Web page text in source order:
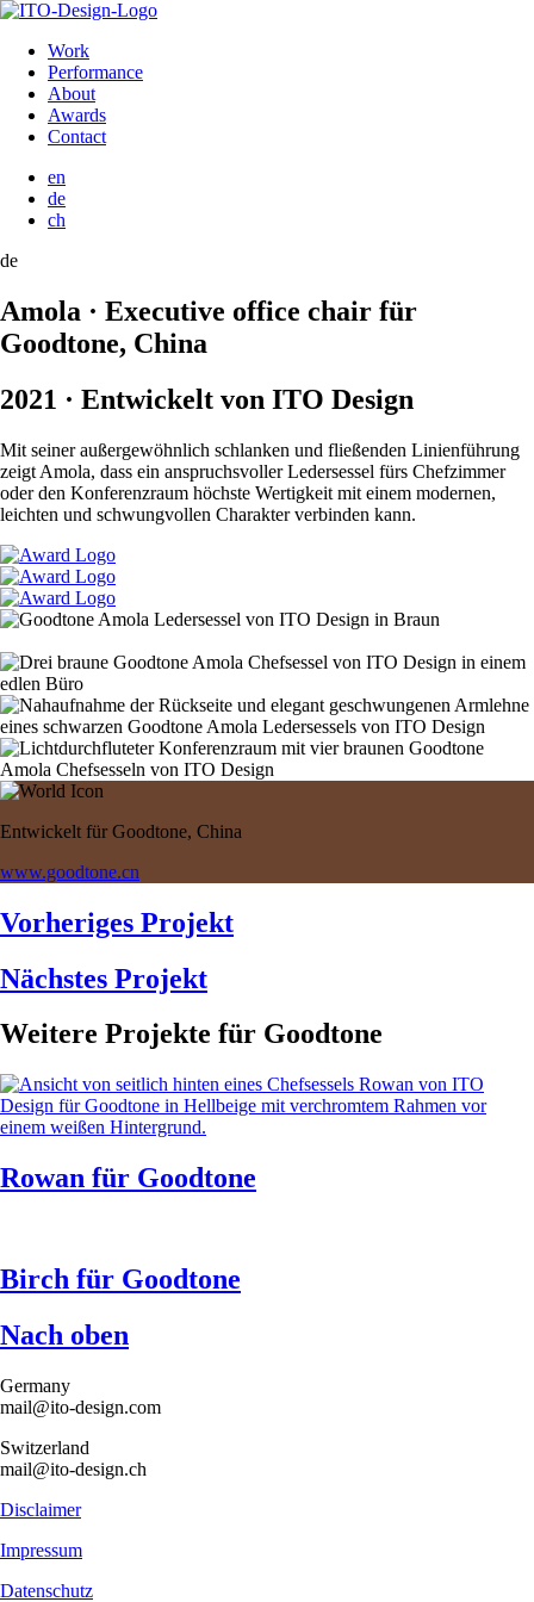
Work
Performance
About
Awards
Contact
en
de
ch
de
Amola · Executive office chair für
Goodtone, China
2021 · Entwickelt von ITO Design
Mit seiner außergewöhnlich schlanken und fließenden Linienführung
zeigt Amola, dass ein anspruchsvoller Ledersessel fürs Chefzimmer
oder den Konferenzraum höchste Wertigkeit mit einem modernen,
leichten und schwungvollen Charakter verbinden kann.
Entwickelt für Goodtone, China
www.goodtone.cn
Vorheriges Projekt
Nächstes Projekt
Weitere Projekte für Goodtone
Rowan für Goodtone
Birch für Goodtone
Nach oben
Germany
mail@ito-design.com
Switzerland
mail@ito-design.ch
Disclaimer
Impressum
Datenschutz